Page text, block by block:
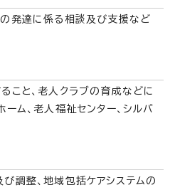
発達に係る相談及び支援など
こと、老人クラブの育成などに
ーム、老人福祉センター、シルバ
調整、地域包括ケアシステムの